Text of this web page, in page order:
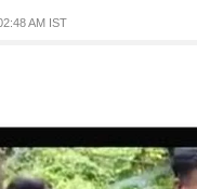
AM IST